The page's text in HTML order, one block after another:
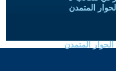
المتمدن
المتمدن